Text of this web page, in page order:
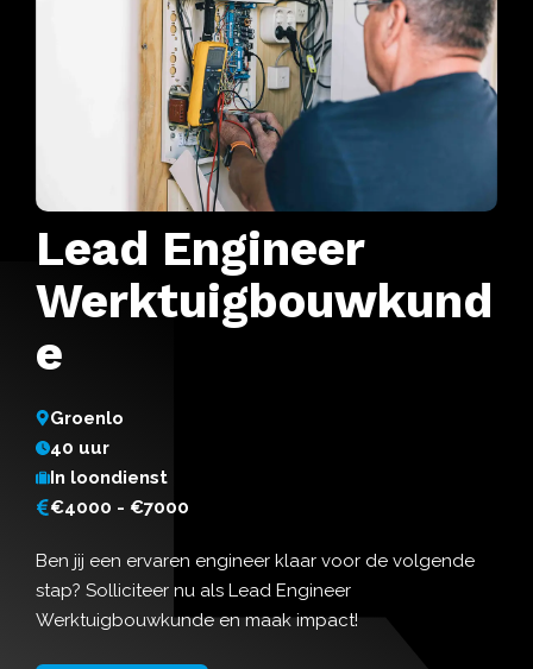
Lead Engineer
Werktuigbouwkund
e
Groenlo
40 uur
In loondienst
€4000 - €7000
Ben jij een ervaren engineer klaar voor de volgende
stap? Solliciteer nu als Lead Engineer
Werktuigbouwkunde en maak impact!